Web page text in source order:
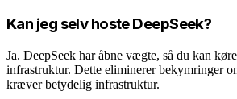
Kan jeg selv hoste DeepSeek?
Ja. DeepSeek har åbne vægte, så du kan
infrastruktur. Dette eliminerer bekymringer
kræver betydelig infrastruktur.